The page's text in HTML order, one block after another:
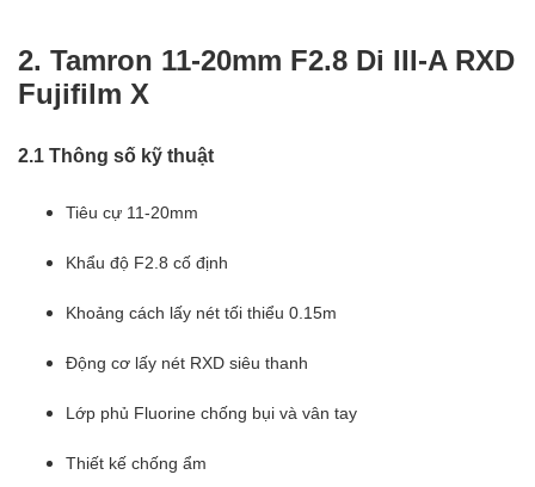
2. Tamron 11-20mm F2.8 Di III-A RXD
Fujifilm X
2.1 Thông số kỹ thuật
Tiêu cự 11-20mm
Khẩu độ F2.8 cố định
Khoảng cách lấy nét tối thiểu 0.15m
Động cơ lấy nét RXD siêu thanh
Lớp phủ Fluorine chống bụi và vân tay
Thiết kế chống ẩm